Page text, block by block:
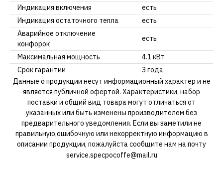
Индикация включения
есть
Индикация остаточного тепла
есть
Аварийное отключение
конфорок
есть
Максимальная мощность
4.1 кВт
Срок гарантии
3 года
Данные о продукции несут информационный характер и не
является публичной офертой. Характеристики, набор
поставки и общий вид товара могут отличаться от
указанных или быть изменены производителем без
предварительного уведомления. Если вы заметили не
правильную,ошибочную или некорректную информацию в
описании продукции, пожалуйста сообщите нам на почту
service.specpocoffe@mail.ru